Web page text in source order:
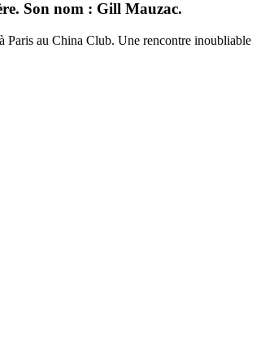
Son nom : Gill Mauzac.
Paris au China Club. Une rencontre inoubliable